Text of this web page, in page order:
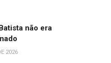
não era
2026